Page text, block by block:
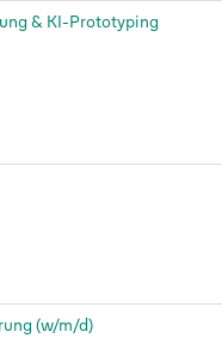
& KI-Prototyping
(w/m/d)